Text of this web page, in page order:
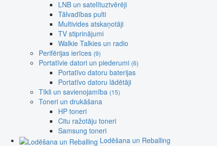
LNB un satelītuztvērēji
Tālvadības pulti
Multivides atskaņotāji
TV stiprinājumi
Walkie Talkies un radio
Perifērijas ierīces (9)
Portatīvie datori un piederumi (6)
Portatīvo datoru baterijas
Portatīvo datoru lādētāji
Tīkli un savienojamība (15)
Toneri un drukāšana
HP toneri
Citu ražotāju toneri
Samsung toneri
Lodēšana un Reballing